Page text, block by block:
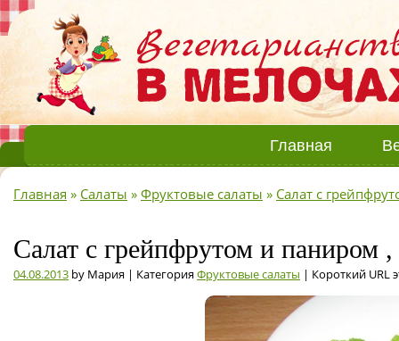
Главная
Главная » Салаты » Фруктовые салаты » Салат с
Салат с грейпфрутом и паниром
04.08.2013 by Мария | КатегорияФруктовые салаты | Короткий URL